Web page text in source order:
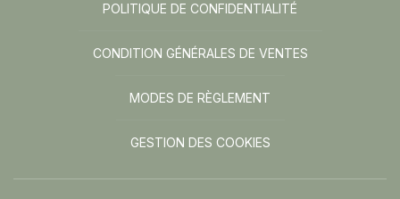
POLITIQUE DE CONFIDENTIALITÉ
CONDITION GÉNÉRALES DE VENTES
MODES DE RÈGLEMENT
GESTION DES COOKIES